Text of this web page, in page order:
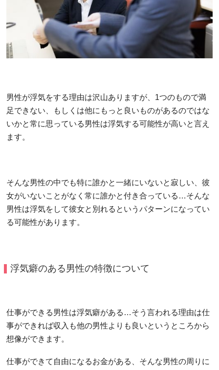
男性が浮気をする理由は沢山ありますが、1つのもので満
足できない、もしくは他にもっと良いものがあるのではな
いかと常に思っている男性は浮気する可能性が高いと言え
ます。
そんな男性の中でも特に誰かと一緒にいないと寂しい、彼
女がいないことがなく常に誰かと付き合っている…そんな
男性は浮気をして彼女と別れるというパターンになってい
る可能性があります。
浮気癖のある男性の特徴について
仕事ができる男性は浮気癖がある…そう言われる理由は仕
事ができれば収入も他の男性よりも良いというところから
想像ができます。
仕事ができて自由になるお金がある、そんな男性の周りに